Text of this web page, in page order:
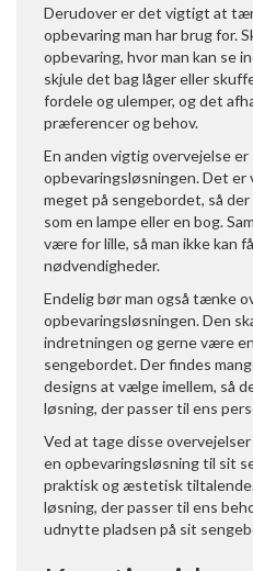
Derudover er det vigtigt at
opbevaring man har brug for.
opbevaring, hvor man kan se
skjule det bag låger eller
fordele og ulemper, og det
præferencer og behov.
En anden vigtig overvejelse
opbevaringsløsningen. Det
meget på sengebordet, så
som en lampe eller en bog.
være for lille, så man ikke kan
nødvendigheder.
Endelig bør man også tænke
opbevaringsløsningen. Den
indretningen og gerne være
sengebordet. Der findes
designs at vælge imellem, så
løsning, der passer til ens
Ved at tage disse
en opbevaringsløsning til sit
praktisk og æstetisk
løsning, der passer til ens
udnytte pladsen på sit